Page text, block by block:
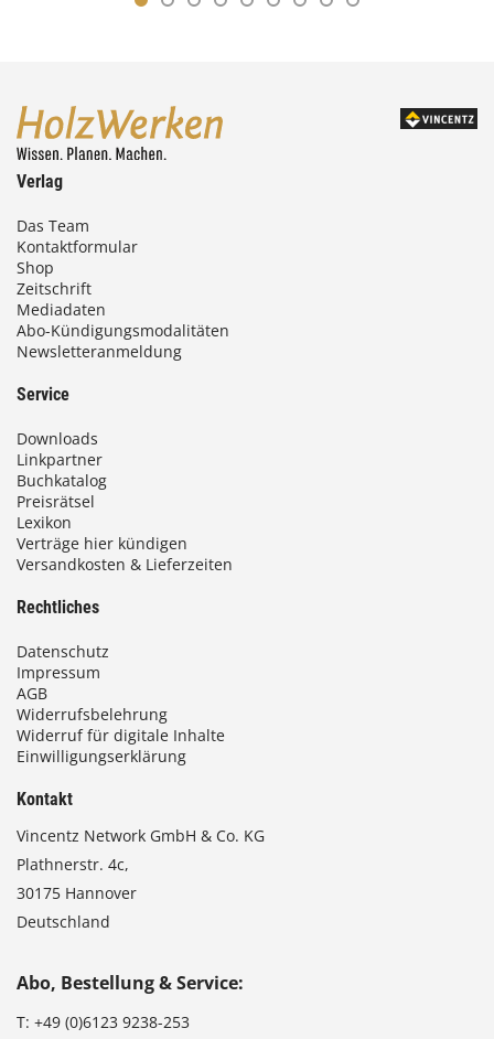
Verlag
Das Team
Kontaktformular
Shop
Zeitschrift
Mediadaten
Abo-Kündigungsmodalitäten
Newsletteranmeldung
Service
Downloads
Linkpartner
Buchkatalog
Preisrätsel
Lexikon
Verträge hier kündigen
Versandkosten & Lieferzeiten
Rechtliches
Datenschutz
Impressum
AGB
Widerrufsbelehrung
Widerruf für digitale Inhalte
Einwilligungserklärung
Kontakt
Vincentz Network GmbH & Co. KG
Plathnerstr. 4c,
30175 Hannover
Deutschland
Abo, Bestellung & Service:
T: +49 (0)6123 9238-253